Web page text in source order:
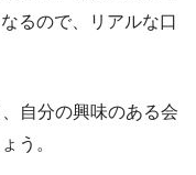
るので、リアルな口
自分の興味のある会
う。